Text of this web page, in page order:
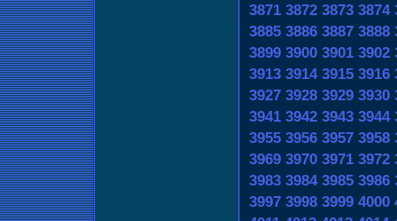
3871 3872 3873 3874
3885 3886 3887 3888
3899 3900 3901 3902
3913 3914 3915 3916
3927 3928 3929 3930
3941 3942 3943 3944
3955 3956 3957 3958
3969 3970 3971 3972
3983 3984 3985 3986
3997 3998 3999 4000